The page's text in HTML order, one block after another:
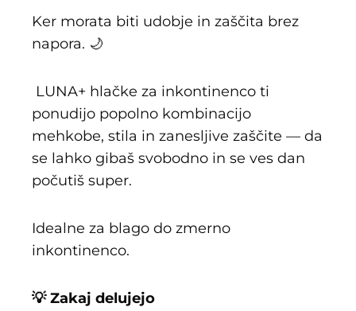
Ker morata biti udobje in zaščita brez
napora. 🌙
LUNA+ hlačke za inkontinenco ti
ponudijo popolno kombinacijo
mehkobe, stila in zanesljive zaščite — da
se lahko gibaš svobodno in se ves dan
počutiš super.
Idealne za blago do zmerno
inkontinenco.
💡 Zakaj delujejo